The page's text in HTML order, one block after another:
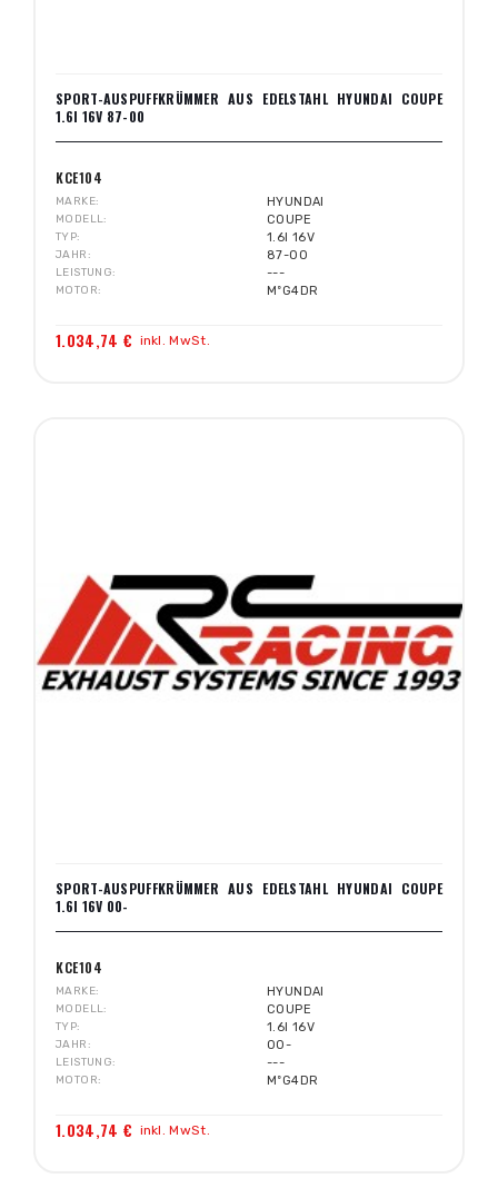
SPORT-AUSPUFFKRÜMMER AUS EDELSTAHL HYUNDAI COUPE
1.6I 16V 87-00
KCE104
MARKE HYUNDAI
MODELL COUPE
TYP 1.6I 16V
JAHR 87-00
LEISTUNG ---
MOTOR MºG4DR
1.034,74 € inkl. MwSt.
SPORT-AUSPUFFKRÜMMER AUS EDELSTAHL HYUNDAI COUPE
1.6I 16V 00-
KCE104
MARKE HYUNDAI
MODELL COUPE
TYP 1.6I 16V
JAHR 00-
LEISTUNG ---
MOTOR MºG4DR
1.034,74 € inkl. MwSt.